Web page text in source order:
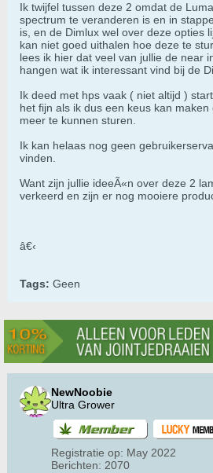
Ik twijfel tussen deze 2 omdat de
spectrum te veranderen is en in
is, en de Dimlux wel over deze opties
kan niet goed uithalen hoe deze te
lees ik hier dat veel van jullie de near
hangen wat ik interessant vind bij de
Ik deed met hps vaak ( niet altijd )
het fijn als ik dus een keus kan
meer te kunnen sturen.
Ik kan helaas nog geen
vinden.
Want zijn jullie ideeÃ«n over deze 2
verkeerd en zijn er nog mooiere
â€‹
Tags: Geen
NewNoobie
Ultra Grower
Registratie op: May 2022
Berichten: 2070